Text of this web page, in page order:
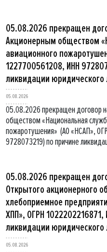
05.08.2026 прекращен
Акционерным обществом
авиационного
1227700561208, ИНН
ликвидации юридического
05.08.2026
05.08.2026 прекращен договор
обществом «Национальная
пожаротушения» (АО «НСАП»,
9728073219) по причине
05.08.2026 прекращен
Открытого акционерного
хлебоприемное
ХПП», ОГРН
ликвидации юридического
05.08.2026